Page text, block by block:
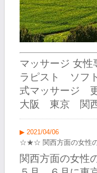
マッサージ 女
ラピスト ソフ
式マッサージ
大阪 東京 関
▶ 2021/04/06
☆★☆ 関西方面の女
関西方面の女性